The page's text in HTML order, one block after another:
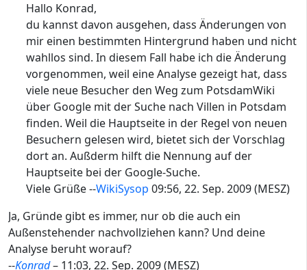
Hallo Konrad,
du kannst davon ausgehen, dass Änderungen von
mir einen bestimmten Hintergrund haben und nicht
wahllos sind. In diesem Fall habe ich die Änderung
vorgenommen, weil eine Analyse gezeigt hat, dass
viele neue Besucher den Weg zum PotsdamWiki
über Google mit der Suche nach Villen in Potsdam
finden. Weil die Hauptseite in der Regel von neuen
Besuchern gelesen wird, bietet sich der Vorschlag
dort an. Außderm hilft die Nennung auf der
Hauptseite bei der Google-Suche.
Viele Grüße --WikiSysop 09:56, 22. Sep. 2009 (MESZ)
Ja, Gründe gibt es immer, nur ob die auch ein
Außenstehender nachvollziehen kann? Und deine
Analyse beruht worauf?
--Konrad– 11:03, 22. Sep. 2009 (MESZ)